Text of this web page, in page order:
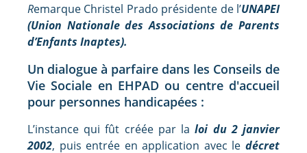
Remarque Christel Prado présidente de l’UNAPEI
(Union Nationale des Associations de Parents
d’Enfants Inaptes).
Un dialogue à parfaire dans les Conseils de
Vie Sociale en EHPAD ou centre d'accueil
pour personnes handicapées :
L’instance qui fût créée par laloi du 2 janvier
2002, puis entrée en application avec le décret